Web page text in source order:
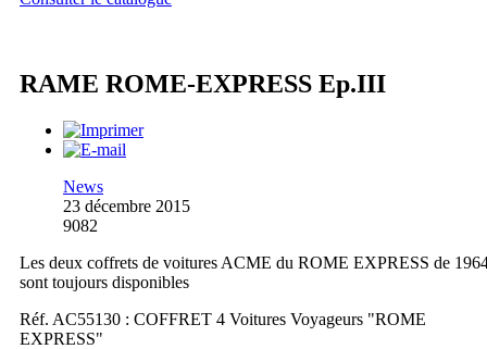
RAME ROME-EXPRESS Ep.III
News
23 décembre 2015
9082
Les deux coffrets de voitures ACME du ROME EXPRESS de
sont toujours disponibles
Réf. AC55130 : COFFRET 4 Voitures Voyageurs "ROME
EXPRESS"